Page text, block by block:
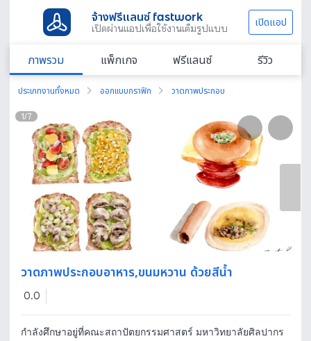
จ้างฟรีแลนซ์ fastwork
เปิดผ่านแอปเพื่อใช้งานเต็มรูปแบบ เปิดแอป
ภาพรวม แพ็กเกจ ฟรีแลนซ์ รีวิว
ประเภทงานทั้งหมด ออกแบบกราฟิก วาดภาพประกอบ
1/7
วาดภาพประกอบอาหาร,ขนมหวาน ด้วยสีน้ำ
0.0
กำลังศึกษาอยู่ที่คณะสถาปัตยกรรมศาสตร์ มหาวิทยาลัยศิลปากร